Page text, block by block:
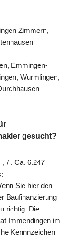
Zimmern,
Emmingen-
Wurmlingen,
gesucht?
, / . Ca. 6.247
Sie hier den
Baufinanzierung
richtig. Die
Immendingen im
Kennnzeichen